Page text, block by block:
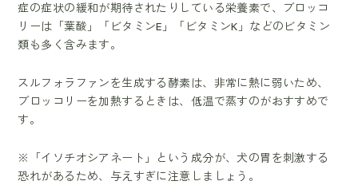
症の症状の緩和が期待されたりしている栄養素で、ブロッコ
リーは「葉酸」「ビタミンE」「ビタミンK」などのビタミン
類も多く含みます。
スルフォラファンを生成する酵素は、非常に熱に弱いため、
ブロッコリーを加熱するときは、低温で蒸すのがおすすめで
す。
※「イソチオシアネート」という成分が、犬の胃を刺激する
恐れがあるため、与えすぎに注意しましょう。